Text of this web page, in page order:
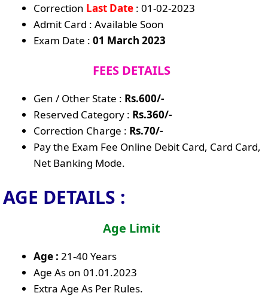
Correction Last Date : 01-02-2023
Admit Card : Available Soon
Exam Date : 01 March 2023
FEES DETAILS
Gen / Other State : Rs.600/-
Reserved Category : Rs.360/-
Correction Charge : Rs.70/-
Pay the Exam Fee Online Debit Card, Card Card,
Net Banking Mode.
AGE DETAILS :
Age Limit
Age : 21-40 Years
Age As on 01.01.2023
Extra Age As Per Rules.